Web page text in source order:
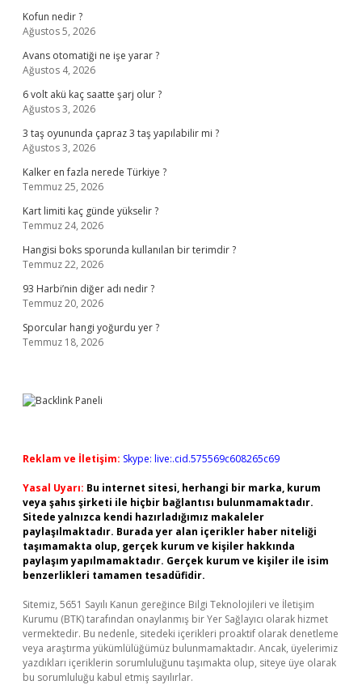
Kofun nedir ?
Ağustos 5, 2026
Avans otomatiği ne işe yarar ?
Ağustos 4, 2026
6 volt akü kaç saatte şarj olur ?
Ağustos 3, 2026
3 taş oyununda çapraz 3 taş yapılabilir mi ?
Ağustos 3, 2026
Kalker en fazla nerede Türkiye ?
Temmuz 25, 2026
Kart limiti kaç günde yükselir ?
Temmuz 24, 2026
Hangisi boks sporunda kullanılan bir terimdir ?
Temmuz 22, 2026
93 Harbi’nin diğer adı nedir ?
Temmuz 20, 2026
Sporcular hangi yoğurdu yer ?
Temmuz 18, 2026
Reklam ve İletişim: Skype: live:.cid.575569c608265c69
Yasal Uyarı: Bu internet sitesi, herhangi bir marka, kurum
veya şahıs şirketi ile hiçbir bağlantısı bulunmamaktadır.
Sitede yalnızca kendi hazırladığımız makaleler
paylaşılmaktadır. Burada yer alan içerikler haber niteliği
taşımamakta olup, gerçek kurum ve kişiler hakkında
paylaşım yapılmamaktadır. Gerçek kurum ve kişiler ile isim
benzerlikleri tamamen tesadüfidir.
Sitemiz, 5651 Sayılı Kanun gereğince Bilgi Teknolojileri ve İletişim
Kurumu (BTK) tarafından onaylanmış bir Yer Sağlayıcı olarak hizmet
vermektedir. Bu nedenle, sitedeki içerikleri proaktif olarak denetleme
veya araştırma yükümlülüğümüz bulunmamaktadır. Ancak, üyelerimiz
yazdıkları içeriklerin sorumluluğunu taşımakta olup, siteye üye olarak
bu sorumluluğu kabul etmiş sayılırlar.